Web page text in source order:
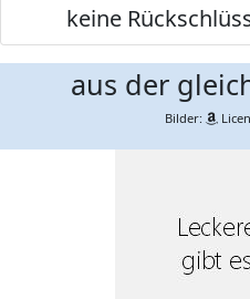
keine
aus der
Bilder: